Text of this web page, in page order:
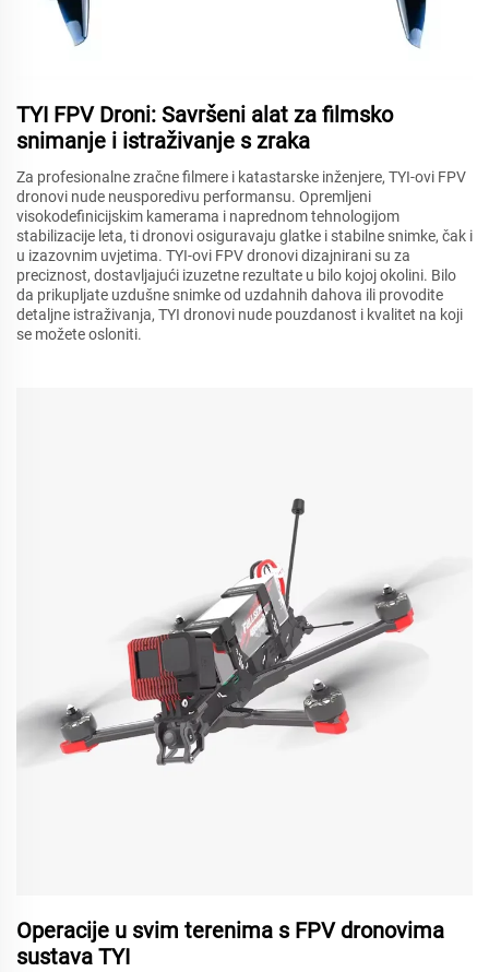
TYI FPV Droni: Savršeni alat za filmsko
snimanje i istraživanje s zraka
Za profesionalne zračne filmere i katastarske inženjere, TYI-ovi FPV
dronovi nude neusporedivu performansu. Opremljeni
visokodefinicijskim kamerama i naprednom tehnologijom
stabilizacije leta, ti dronovi osiguravaju glatke i stabilne snimke, čak i
u izazovnim uvjetima. TYI-ovi FPV dronovi dizajnirani su za
preciznost, dostavljajući izuzetne rezultate u bilo kojoj okolini. Bilo
da prikupljate uzdušne snimke od uzdahnih dahova ili provodite
detaljne istraživanja, TYI dronovi nude pouzdanost i kvalitet na koji
se možete osloniti.
Operacije u svim terenima s FPV dronovima
sustava TYI